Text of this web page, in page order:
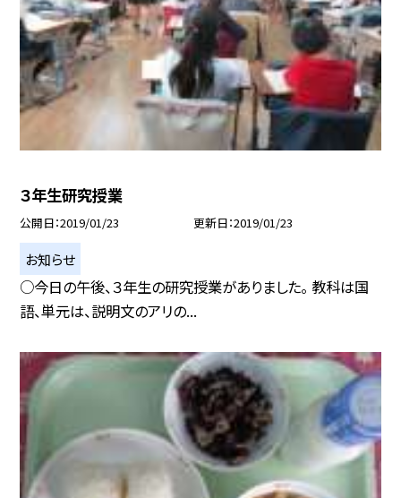
３年生研究授業
公開日 2019/01/23 更新日 2019/01/23
お知らせ
○今日の午後、３年生の研究授業がありました。 教科は国
語、単元は、説明文のアリの...